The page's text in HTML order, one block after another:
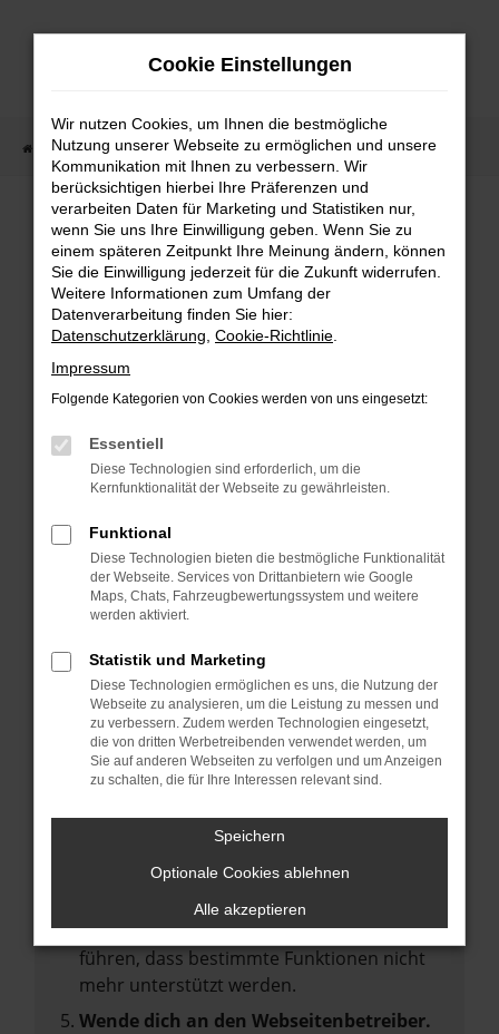
Zum
Startseite Fahrzeugangebote Fahrzeugmarkt
Fahrzeugmarkt
Fehler: Network Error
Beim Laden ist ein Fehler aufgetreten.
Hier sind ein paar Tipps, die dir helfen können:
Überprüfe deine Firewall und deine
Internetverbindung.
deine Suchmaschine?
Prüfe deine Browsererweiterungen.
Manche Erweiterungen, wie Werbeblocker,
können das Laden bestimmter Seiten
anderen Browser oder in einem privaten
Fenster?
Starte dein Gerät neu.
Das kann manchmal helfen,
vorübergehende Probleme zu beheben.
Stelle sicher, dass dein Browser und dein
Betriebssystem auf dem neuesten Stand
Veraltete Software birgt nicht nur ein
Sicherheitsrisiko, sondern kann auch dazu
führen, dass bestimmte Funktionen nicht
mehr unterstützt werden.
Wende dich an den Webseitenbetreiber.
Cookie Einstellungen
Wir nutzen Cookies, um Ihnen die bestmögliche
Nutzung unserer Webseite zu ermöglichen und unsere
Kommunikation mit Ihnen zu verbessern. Wir
berücksichtigen hierbei Ihre Präferenzen und
verarbeiten Daten für Marketing und Statistiken nur,
wenn Sie uns Ihre Einwilligung geben. Wenn Sie zu
einem späteren Zeitpunkt Ihre Meinung ändern, können
Sie die Einwilligung jederzeit für die Zukunft widerrufen.
Weitere Informationen zum Umfang der
Datenverarbeitung finden Sie hier:
Datenschutzerklärung Cookie-Richtlinie
Impressum
Folgende Kategorien von Cookies werden von uns eingesetzt:
Essentiell
Diese Technologien sind erforderlich, um die
Kernfunktionalität der Webseite zu gewährleisten.
Funktional
Diese Technologien bieten die bestmögliche Funktionalität
der Webseite. Services von Drittanbietern wie Google
Maps, Chats, Fahrzeugbewertungssystem und weitere
werden aktiviert.
Statistik und Marketing
Diese Technologien ermöglichen es uns, die Nutzung der
Webseite zu analysieren, um die Leistung zu messen und
zu verbessern. Zudem werden Technologien eingesetzt,
die von dritten Werbetreibenden verwendet werden, um
Sie auf anderen Webseiten zu verfolgen und um Anzeigen
zu schalten, die für Ihre Interessen relevant sind.
Speichern
Optionale Cookies ablehnen
Alle akzeptieren